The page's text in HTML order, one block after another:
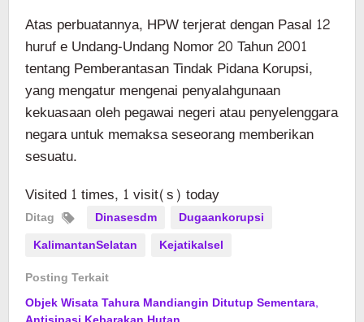
Atas perbuatannya, HPW terjerat dengan Pasal 12
huruf e Undang-Undang Nomor 20 Tahun 2001
tentang Pemberantasan Tindak Pidana Korupsi,
yang mengatur mengenai penyalahgunaan
kekuasaan oleh pegawai negeri atau penyelenggara
negara untuk memaksa seseorang memberikan
sesuatu.
Visited 1 times, 1 visit(s) today
Ditag Dinasesdm
Dugaankorupsi
KalimantanSelatan
Kejatikalsel
Posting Terkait
Objek Wisata Tahura Mandiangin Ditutup Sementara,